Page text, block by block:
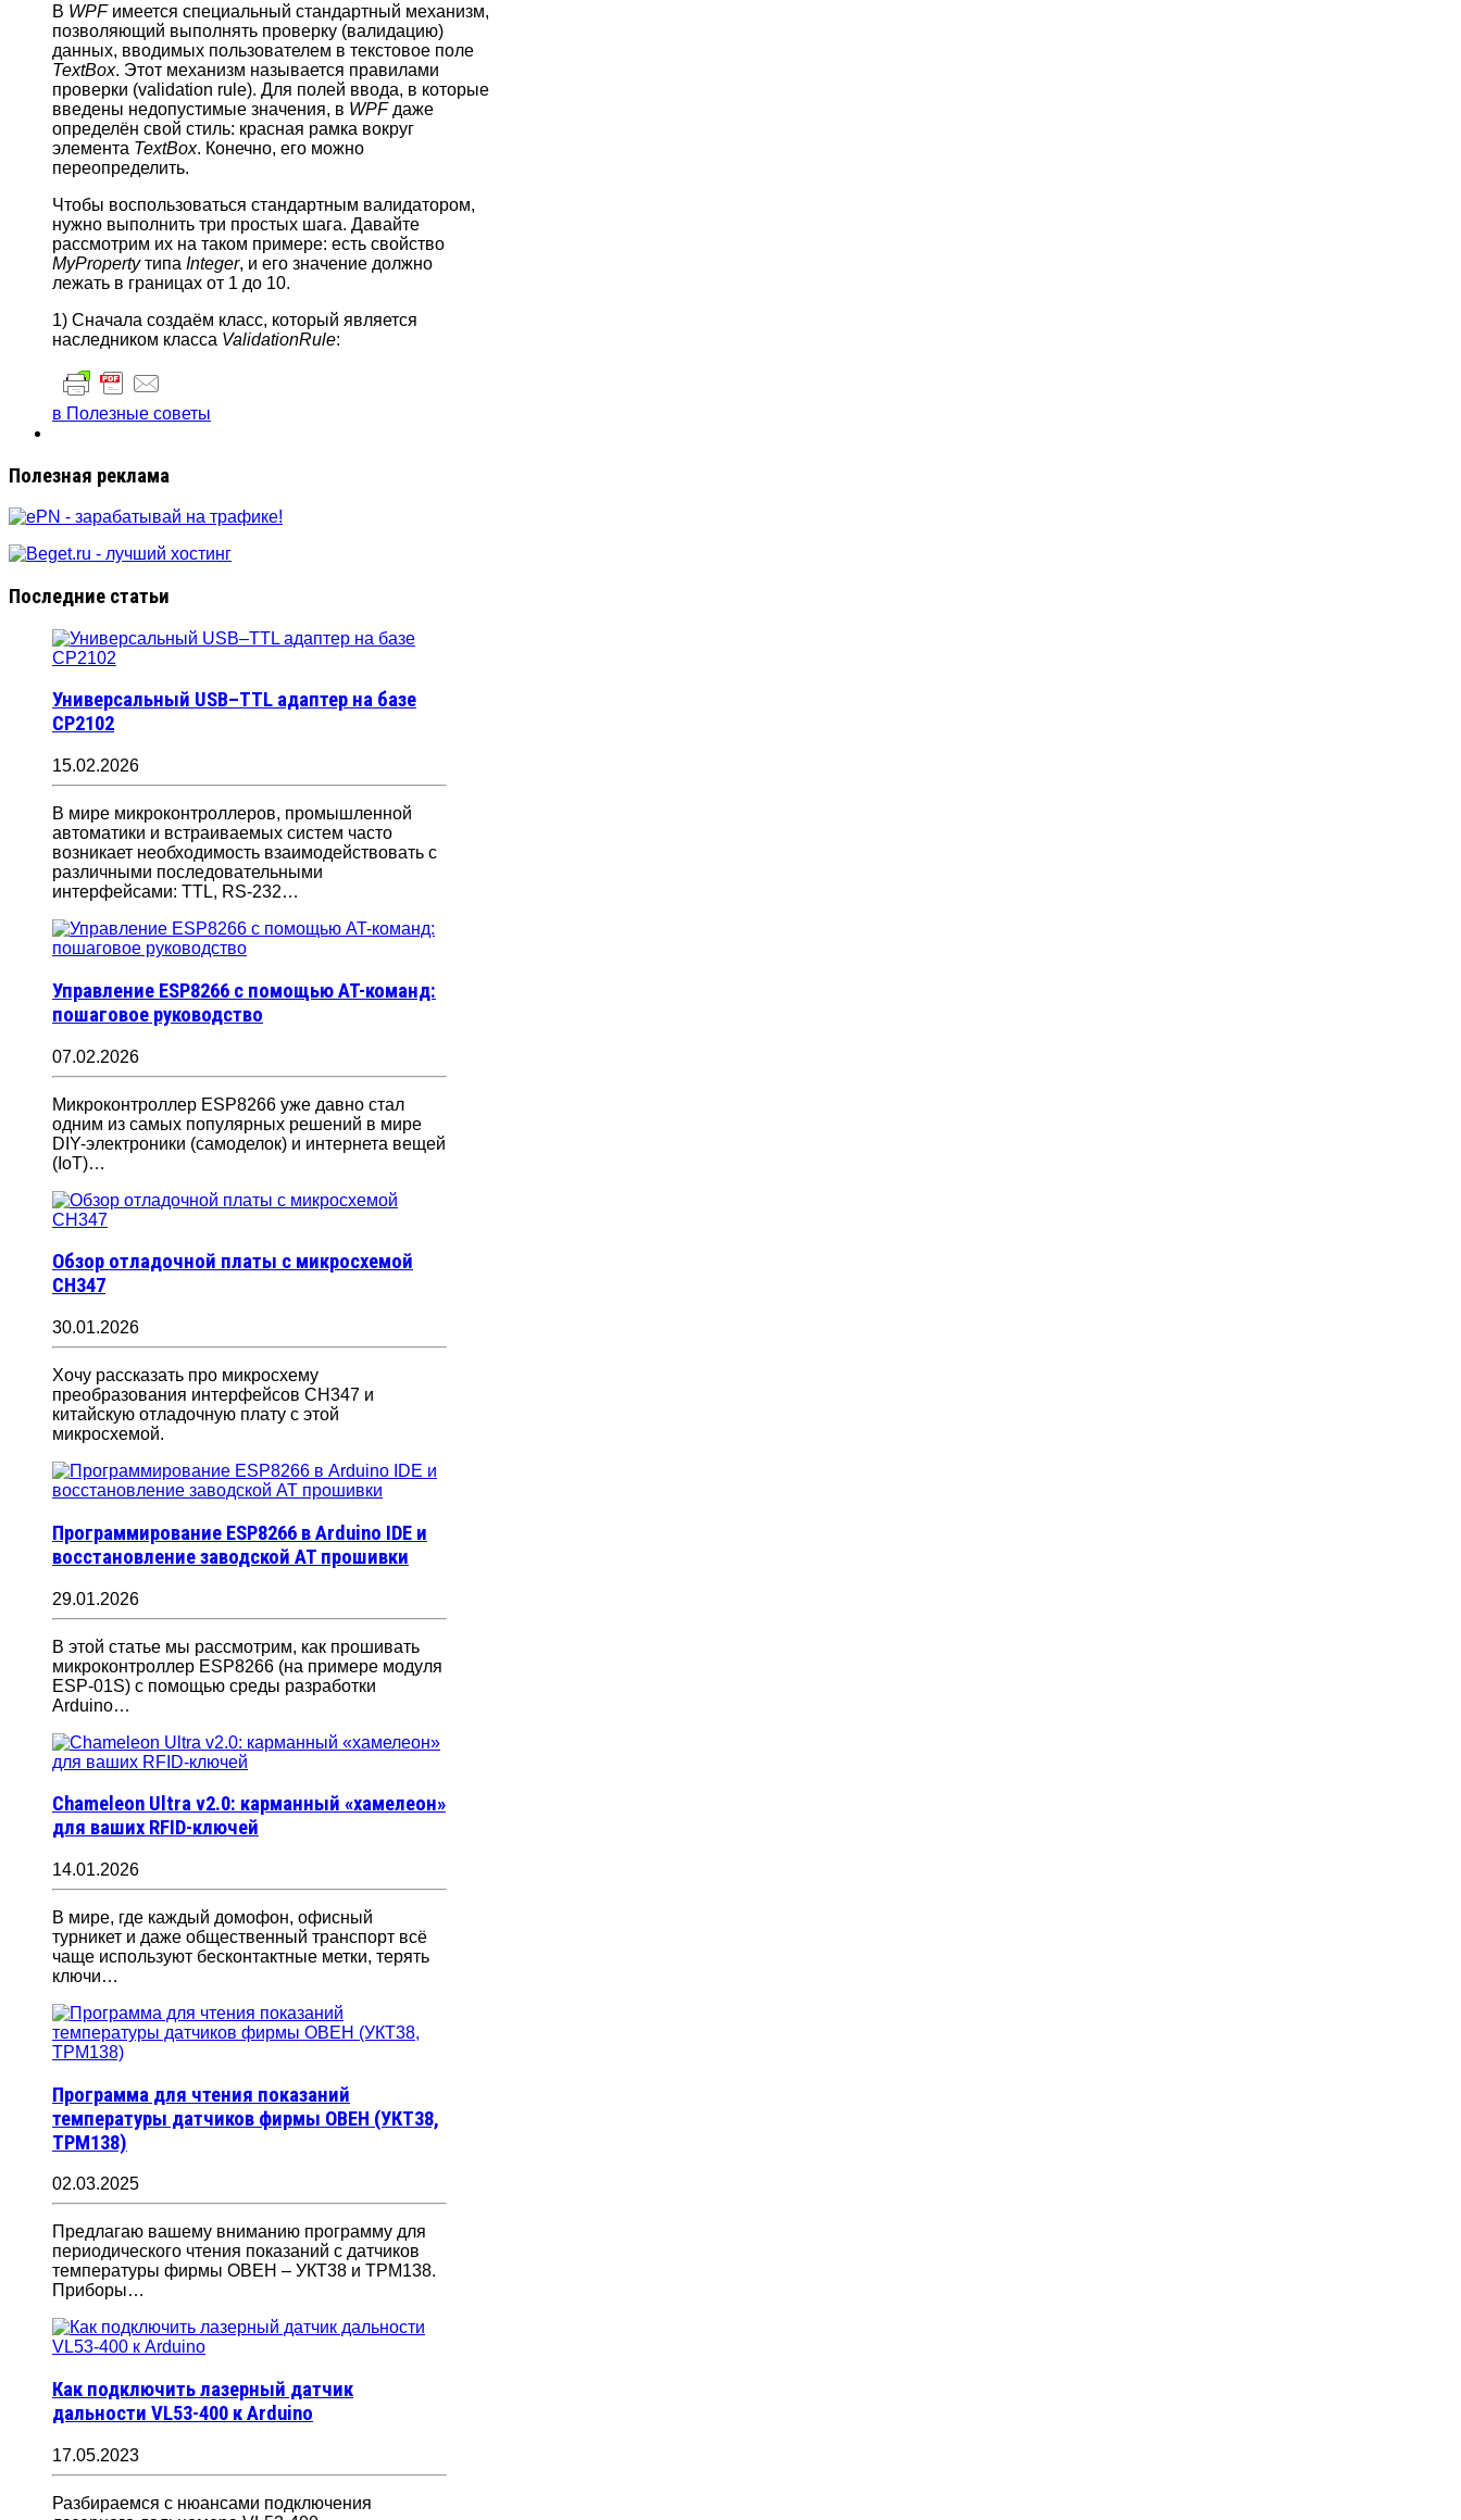
В WPFимеется специальный стандартный механизм,
позволяющий выполнять проверку (валидацию)
данных, вводимых пользователем в текстовое поле
TextBox. Этот механизм называется правилами
проверки (validation rule). Для полей ввода, в которые
введены недопустимые значения, в WPFдаже
определён свой стиль: красная рамка вокруг
элемента TextBox. Конечно, его можно
переопределить.
Чтобы воспользоваться стандартным валидатором,
нужно выполнить три простых шага. Давайте
рассмотрим их на таком примере: есть свойство
MyPropertyтипа Integer, и его значение должно
лежать в границах от 1 до 10.
1) Сначала создаём класс, который является
наследником класса ValidationRule:
в Полезные советы
Полезная реклама
Последние статьи
Универсальный USB–TTL адаптер на базе
CP2102
15.02.2026
В мире микроконтроллеров, промышленной
автоматики и встраиваемых систем часто
возникает необходимость взаимодействовать с
различными последовательными
интерфейсами: TTL, RS-232…
Управление ESP8266 с помощью AT-команд:
пошаговое руководство
07.02.2026
Микроконтроллер ESP8266 уже давно стал
одним из самых популярных решений в мире
DIY-электроники (самоделок) и интернета вещей
(IoT)…
Обзор отладочной платы с микросхемой
CH347
30.01.2026
Хочу рассказать про микросхему
преобразования интерфейсов CH347 и
китайскую отладочную плату с этой
микросхемой.
Программирование ESP8266 в Arduino IDE и
восстановление заводской AT прошивки
29.01.2026
В этой статье мы рассмотрим, как прошивать
микроконтроллер ESP8266 (на примере модуля
ESP-01S) с помощью среды разработки
Arduino…
Chameleon Ultra v2.0: карманный «хамелеон»
для ваших RFID-ключей
14.01.2026
В мире, где каждый домофон, офисный
турникет и даже общественный транспорт всё
чаще используют бесконтактные метки, терять
ключи…
Программа для чтения показаний
температуры датчиков фирмы ОВЕН (УКТ38,
ТРМ138)
02.03.2025
Предлагаю вашему вниманию программу для
периодического чтения показаний с датчиков
температуры фирмы ОВЕН – УКТ38 и ТРМ138.
Приборы…
Как подключить лазерный датчик
дальности VL53-400 к Arduino
17.05.2023
Разбираемся с нюансами подключения